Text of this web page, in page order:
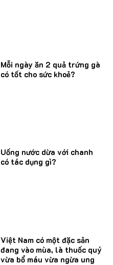
Mỗi ngày ăn 2 quả trứng gà
có tốt cho sức khoẻ?
Uống nước dừa với chanh
có tác dụng gì?
Việt Nam có một đặc sản
đang vào mùa, là thuốc quý
vừa bổ máu vừa ngừa ung